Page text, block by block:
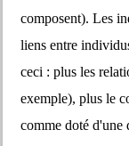
composent). Les
liens entre
ceci : plus les
exemple), plus le
comme doté d'une